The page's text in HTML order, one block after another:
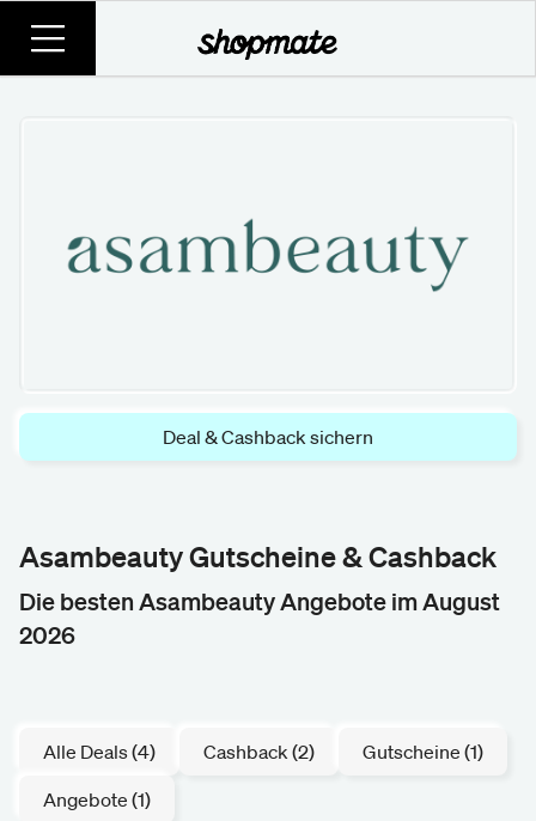
Deal & Cashback sichern
Asambeauty Gutscheine & Cashback
Die besten Asambeauty Angebote im August
2026
Alle Deals (4) Cashback (2)
Gutscheine (1)
Angebote (1)